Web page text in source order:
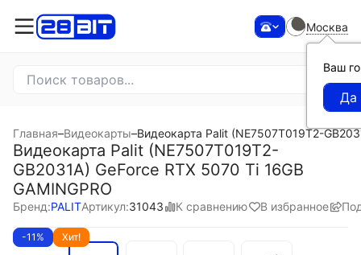
Москва
Ваш
Главная–Видеокарты–Видеокарта Palit (NE7507T019T2-
Видеокарта Palit (NE7507T019T2-
GB2031A) GeForce RTX 5070 Ti 16GB
GAMINGPRO
Бренд:PALITАртикул:31043 К сравнению В избранное
-11% Хит!